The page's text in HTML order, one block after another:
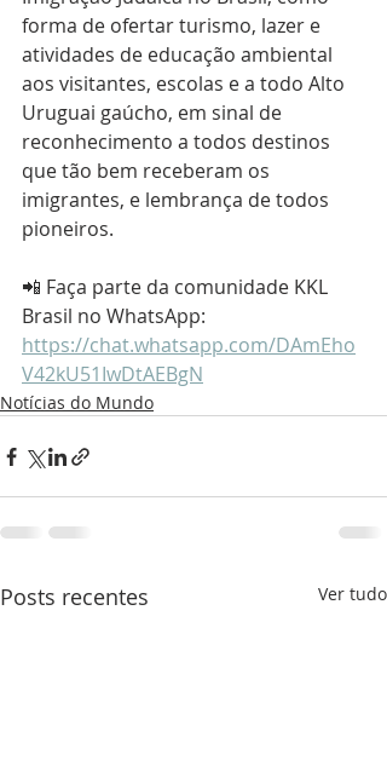
forma de ofertar turismo, lazer e
atividades de educação ambiental
aos visitantes, escolas e a todo Alto
Uruguai gaúcho, em sinal de
reconhecimento a todos destinos
que tão bem receberam os
imigrantes, e lembrança de todos
pioneiros.
📲 Faça parte da comunidade KKL
Brasil no WhatsApp:
https://chat.whatsapp.com/DAmEho
V42kU51IwDtAEBgN
Notícias do Mundo
Posts recentes Ver tudo